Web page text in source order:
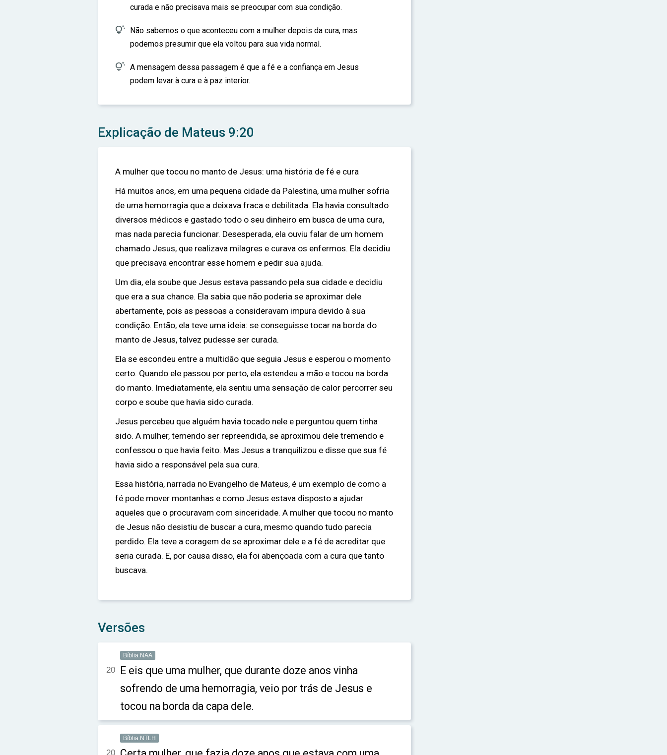
curada e não precisava mais se preocupar com sua condição.
 Não sabemos o que aconteceu com a mulher depois da cura, mas
podemos presumir que ela voltou para sua vida normal.
 A mensagem dessa passagem é que a fé e a confiança em Jesus
podem levar à cura e à paz interior.
Explicação de Mateus 9:20
A mulher que tocou no manto de Jesus: uma história de fé e cura
Há muitos anos, em uma pequena cidade da Palestina, uma mulher sofria
de uma hemorragia que a deixava fraca e debilitada. Ela havia consultado
diversos médicos e gastado todo o seu dinheiro em busca de uma cura,
mas nada parecia funcionar. Desesperada, ela ouviu falar de um homem
chamado Jesus, que realizava milagres e curava os enfermos. Ela decidiu
que precisava encontrar esse homem e pedir sua ajuda.
Um dia, ela soube que Jesus estava passando pela sua cidade e decidiu
que era a sua chance. Ela sabia que não poderia se aproximar dele
abertamente, pois as pessoas a consideravam impura devido à sua
condição. Então, ela teve uma ideia: se conseguisse tocar na borda do
manto de Jesus, talvez pudesse ser curada.
Ela se escondeu entre a multidão que seguia Jesus e esperou o momento
certo. Quando ele passou por perto, ela estendeu a mão e tocou na borda
do manto. Imediatamente, ela sentiu uma sensação de calor percorrer seu
corpo e soube que havia sido curada.
Jesus percebeu que alguém havia tocado nele e perguntou quem tinha
sido. A mulher, temendo ser repreendida, se aproximou dele tremendo e
confessou o que havia feito. Mas Jesus a tranquilizou e disse que sua fé
havia sido a responsável pela sua cura.
Essa história, narrada no Evangelho de Mateus, é um exemplo de como a
fé pode mover montanhas e como Jesus estava disposto a ajudar
aqueles que o procuravam com sinceridade. A mulher que tocou no manto
de Jesus não desistiu de buscar a cura, mesmo quando tudo parecia
perdido. Ela teve a coragem de se aproximar dele e a fé de acreditar que
seria curada. E, por causa disso, ela foi abençoada com a cura que tanto
buscava.
Versões
Bíblia NAA
20 E eis que uma mulher, que durante doze anos vinha
sofrendo de uma hemorragia, veio por trás de Jesus e
tocou na borda da capa dele.
Bíblia NTLH
20